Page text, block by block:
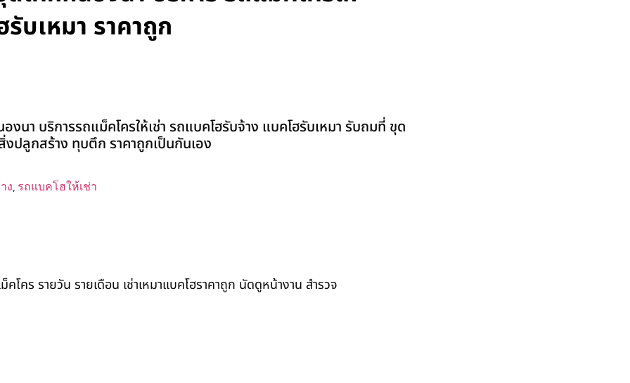
บเหมา ราคาถูก
นา บริการรถแม็คโครให้เช่า รถแบคโฮรับจ้าง แบคโฮรับเหมา รับถมที่ ขุด
ปลูกสร้าง ทุบตึก ราคาถูกเป็นกันเอง
ง, รถแบคโฮให้เช่า
โคร รายวัน รายเดือน เช่าเหมาแบคโฮราคาถูก นัดดูหน้างาน สำรวจ